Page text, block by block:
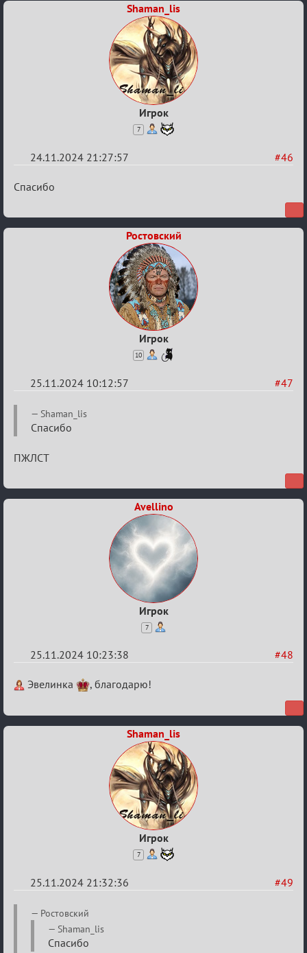
Shaman_lis
Игрок
7
#46
24.11.2024 21:27:57
Re:
связь
Спасибо
Ростовский
Игрок
10
#47
25.11.2024 10:12:57
Re:
Безопасная
Shaman_lis
Спасибо
ПЖЛСТ
Avellino
Игрок
7
#48
25.11.2024 10:23:38
Re:
связь
Эвелинка , благодарю!
Shaman_lis
Игрок
7
#49
25.11.2024 21:32:36
Re:
Безопасная
связь
Ростовский
Shaman_lis
Спасибо